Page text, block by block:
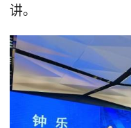
讲。